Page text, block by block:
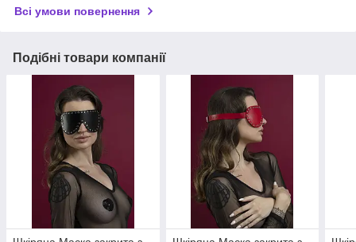
Всі умови повернення
Подібні товари компанії